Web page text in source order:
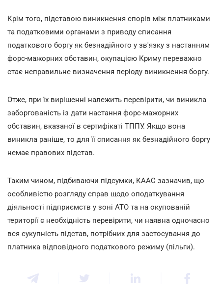
Крім того, підставою виникнення спорів між платниками
та податковими органами з приводу списання
податкового боргу як безнадійного у зв'язку з настанням
форс-мажорних обставин, окупацією Криму переважно
стає неправильне визначення періоду виникнення боргу.
Отже, при їх вирішенні належить перевірити, чи виникла
заборгованість із дати настання форс-мажорних
обставин, вказаної в сертифікаті ТППУ. Якщо вона
виникла раніше, то для її списання як безнадійного боргу
немає правових підстав.
Таким чином, підбиваючи підсумки, КААС зазначив, що
особливістю розгляду справ щодо оподаткування
діяльності підприємств у зоні АТО та на окупованій
території є необхідність перевірити, чи наявна одночасно
вся сукупність підстав, потрібних для застосування до
платника відповідного податкового режиму (пільги).